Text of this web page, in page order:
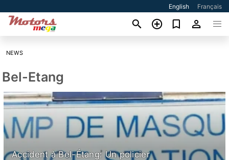
English Français
NEWS
Bel-Etang
Accident à Bel-Étang: Un policier